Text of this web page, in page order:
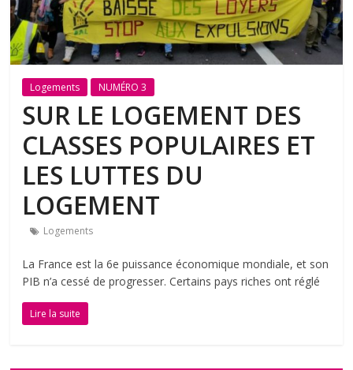
Logements NUMÉRO 3
SUR LE LOGEMENT DES
CLASSES POPULAIRES ET
LES LUTTES DU
LOGEMENT
Logements
La France est la 6e puissance économique mondiale, et son
PIB n’a cessé de progresser. Certains pays riches ont réglé
Lire la suite